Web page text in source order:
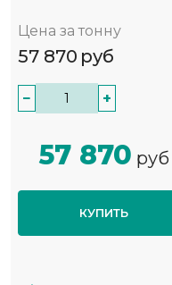
Цена за тонну
57 870 руб
− +
57 870 руб
КУПИТЬ